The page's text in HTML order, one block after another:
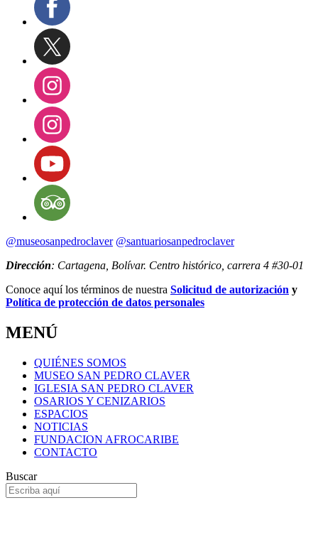
@museosanpedroclaver @santuariosanpedroclaver
Dirección: Cartagena, Bolívar. Centro histórico, carrera 4 #30-01
Conoce aquí los términos de nuestra Solicitud de autorización y
Política de protección de datos personales
MENÚ
QUIÉNES SOMOS
MUSEO SAN PEDRO CLAVER
IGLESIA SAN PEDRO CLAVER
OSARIOS Y CENIZARIOS
ESPACIOS
NOTICIAS
FUNDACION AFROCARIBE
CONTACTO
Buscar